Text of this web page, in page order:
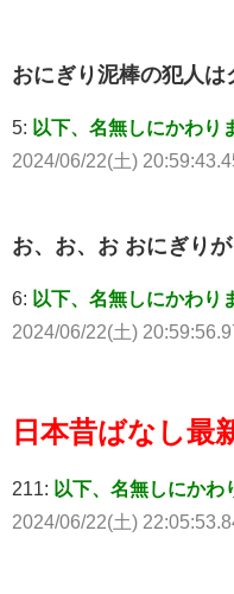
おにぎり泥棒の犯人は
5: 以下、名無しにかわり
2024/06/22(土)
お、お、お おにぎり
6: 以下、名無しにかわり
2024/06/22(土)
日本昔ばなし最
211: 以下、名無しにかわ
2024/06/22(土)